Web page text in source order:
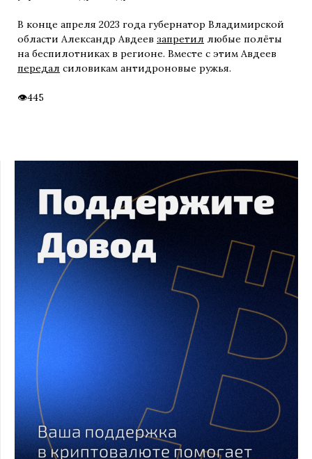
В конце апреля 2023 года губернатор Владимирской
области Александр Авдеев запретил любые полёты
на беспилотниках в регионе. Вместе с этим Авдеев
передал силовикам антидроновые ружья.
445